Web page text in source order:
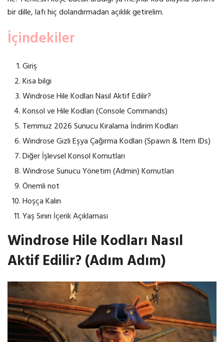
bir dille, lafı hiç dolandırmadan açıklık getirelim.
İçindekiler
Giriş
Kısa bilgi
Windrose Hile Kodları Nasıl Aktif Edilir?
Konsol ve Hile Kodları (Console Commands)
Temmuz 2026 Sunucu Kiralama İndirim Kodları
Windrose Gizli Eşya Çağırma Kodları (Spawn & Item IDs)
Diğer İşlevsel Konsol Komutları
Windrose Sunucu Yönetim (Admin) Komutları
Önemli not
Hoşça Kalın
Yaş Sınırı İçerik Açıklaması
Windrose Hile Kodları Nasıl
Aktif Edilir? (Adım Adım)